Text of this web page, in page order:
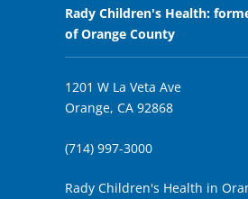
Rady Children's Health:
of Orange County
1201 W La Veta Ave
Orange, CA 92868
(714) 997-3000
Rady Children's Health in